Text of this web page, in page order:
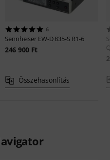
6
Sennheiser EW-D 835-S R1-6
246 900 Ft
Összehasonlítás